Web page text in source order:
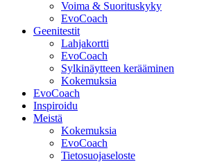
Voima & Suorituskyky
EvoCoach
Geenitestit
Lahjakortti
EvoCoach
Sylkinäytteen kerääminen
Kokemuksia
EvoCoach
Inspiroidu
Meistä
Kokemuksia
EvoCoach
Tietosuojaseloste